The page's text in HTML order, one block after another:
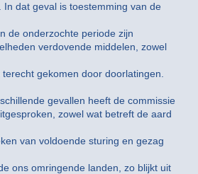
dat geval is toestemming van de
de onderzochte periode zijn
verdovende middelen, zowel
gekomen door doorlatingen.
gevallen heeft de commissie
zowel wat betreft de aard
van voldoende sturing en gezag
ons omringende landen, zo blijkt uit